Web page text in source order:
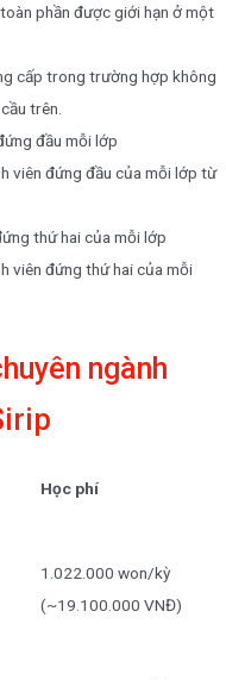
phần được giới hạn ở một
cấp trong trường hợp không
trên.
đầu mỗi lớp
viên đứng đầu của mỗi lớp từ
thứ hai của mỗi lớp
viên đứng thứ hai của mỗi
ngành
Học phí
1.022.000 won/kỳ
(~19.100.000 VNĐ)